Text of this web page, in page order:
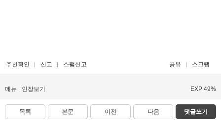
추천확인 신고 스팸신고 공유 스크랩
메뉴 인장보기 EXP 49%
목록 본문 이전 다음 댓글쓰기